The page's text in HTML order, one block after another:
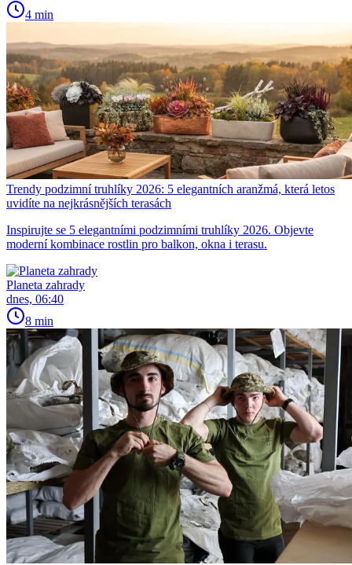
4 min
Trendy podzimní truhlíky 2026: 5 elegantních aranžmá, která letos
uvidíte na nejkrásnějších terasách
Inspirujte se 5 elegantními podzimními truhlíky 2026. Objevte
moderní kombinace rostlin pro balkon, okna i terasu.
Planeta zahrady
dnes, 06:40
8 min